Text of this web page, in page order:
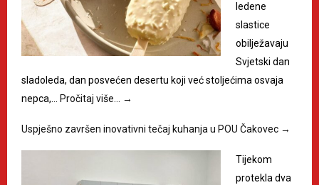
ledene
slastice
obilježavaju
Svjetski dan
sladoleda, dan posvećen desertu koji već stoljećima osvaja
nepca,…
Pročitaj više… →
Uspješno završen inovativni tečaj kuhanja u POU Čakovec →
Tijekom
protekla dva